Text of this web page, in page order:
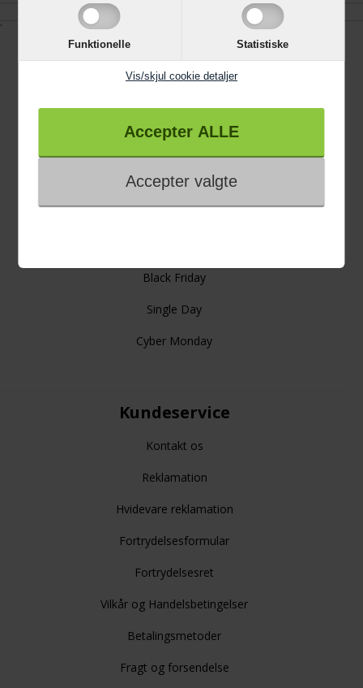
Funktionelle Statistiske
Vis/skjul cookie detaljer
Kundeservice
Kontakt os
Reklamation
Hvidevare reklamation
Fortrydelsesformular
Fortrydelsesret
Vilkår og Handelsbetingelser
Betalingsmetoder
Fragt og forsendelse
Information
Links
Black Friday
Single Day
Cyber Monday
.